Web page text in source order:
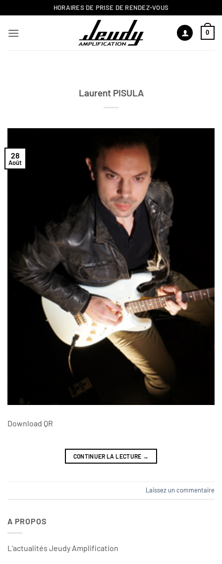
au
contenu
HORAIRES DE PRISE DE RENDEZ-VOUS
0
Laurent PISULA
28
Août
Download QR
CONTINUER LA LECTURE →
Laissez un commentaire
A PROPOS
L’actualités Jeudy Amplification